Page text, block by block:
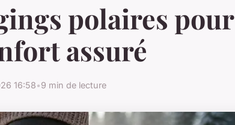
polaires pour
assuré
16:58•9 min de lecture